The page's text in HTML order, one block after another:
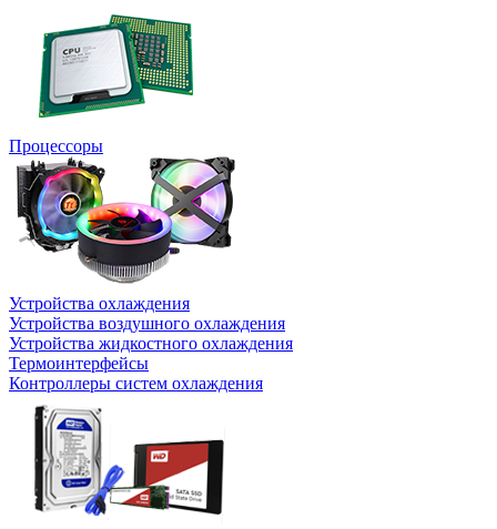
Процессоры
Устройства охлаждения
Устройства воздушного охлаждения
Устройства жидкостного охлаждения
Термоинтерфейсы
Контроллеры систем охлаждения